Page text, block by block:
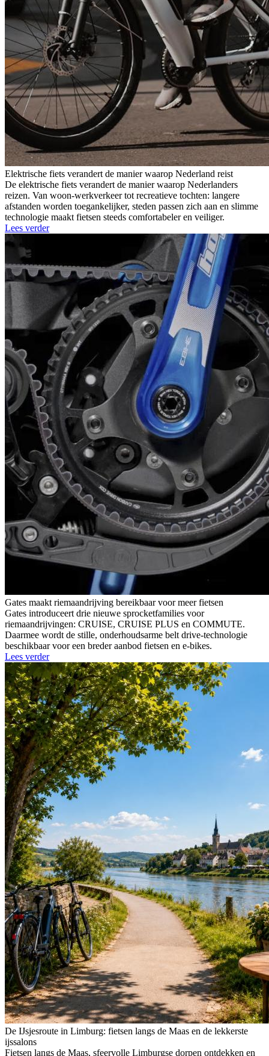
Elektrische fiets verandert de manier waarop Nederland reist
De elektrische fiets verandert de manier waarop Nederlanders
reizen. Van woon-werkverkeer tot recreatieve tochten: langere
afstanden worden toegankelijker, steden passen zich aan en slimme
technologie maakt fietsen steeds comfortabeler en veiliger.
Lees verder
Gates maakt riemaandrijving bereikbaar voor meer fietsen
Gates introduceert drie nieuwe sprocketfamilies voor
riemaandrijvingen: CRUISE, CRUISE PLUS en COMMUTE.
Daarmee wordt de stille, onderhoudsarme belt drive-technologie
beschikbaar voor een breder aanbod fietsen en e-bikes.
Lees verder
De IJsjesroute in Limburg: fietsen langs de Maas en de lekkerste
ijssalons
Fietsen langs de Maas, sfeervolle Limburgse dorpen ontdekken en